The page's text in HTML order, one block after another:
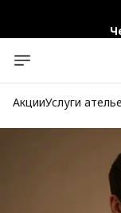
Бесплатная
АкцииУслуги ателье